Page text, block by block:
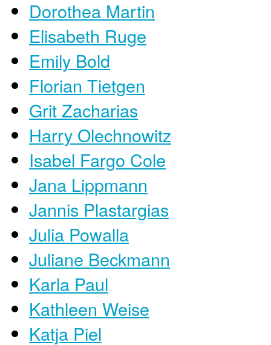
Dorothea Martin
Elisabeth Ruge
Emily Bold
Florian Tietgen
Grit Zacharias
Harry Olechnowitz
Isabel Fargo Cole
Jana Lippmann
Jannis Plastargias
Julia Powalla
Juliane Beckmann
Karla Paul
Kathleen Weise
Katja Piel